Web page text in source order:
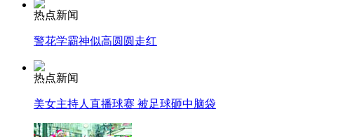
纽约上演“枕头大战”
司机酒驾遇交警 急速倒车逃窜
热点新闻
警花学霸神似高圆圆走红
热点新闻
美女主持人直播球赛 被足球砸中脑袋